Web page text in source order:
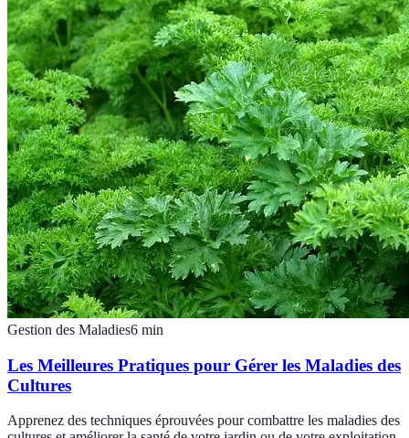
Gestion des Maladies6 min
Les Meilleures Pratiques pour Gérer les Maladies des
Cultures
Apprenez des techniques éprouvées pour combattre les maladies des